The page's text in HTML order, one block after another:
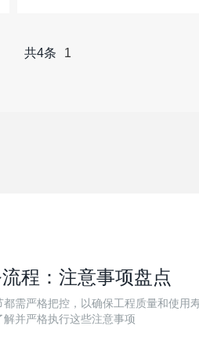
共4条 1
程：注意事项盘点
需严格把控，以确保工程质量和使用
并严格执行这些注意事项